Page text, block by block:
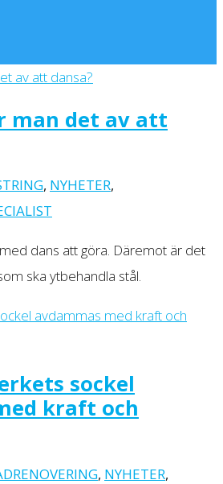
man det av att
, NYHETER,
dans att göra. Däremot är det
ska ytbehandla stål.
sockel
kraft och
, NYHETER,